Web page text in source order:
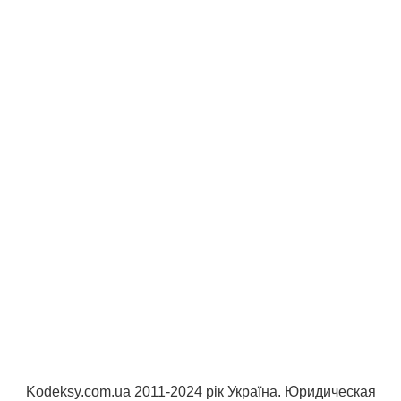
Kodeksy.com.ua 2011-2024 рік Україна. Юридическая